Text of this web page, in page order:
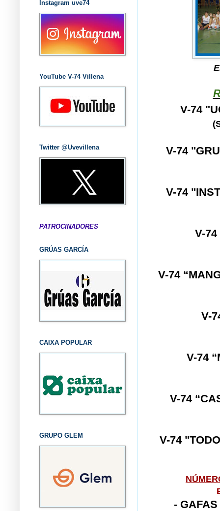
V-74
V-74
V-74
V-
V-74
V-
V-74
V-74
V-74
-
Instagram uve74
YouTube V-74 Villena
Twitter @Uvevillena
PATROCINADORES
GRÚAS GARCÍA
CAIXA POPULAR
GRUPO GLEM